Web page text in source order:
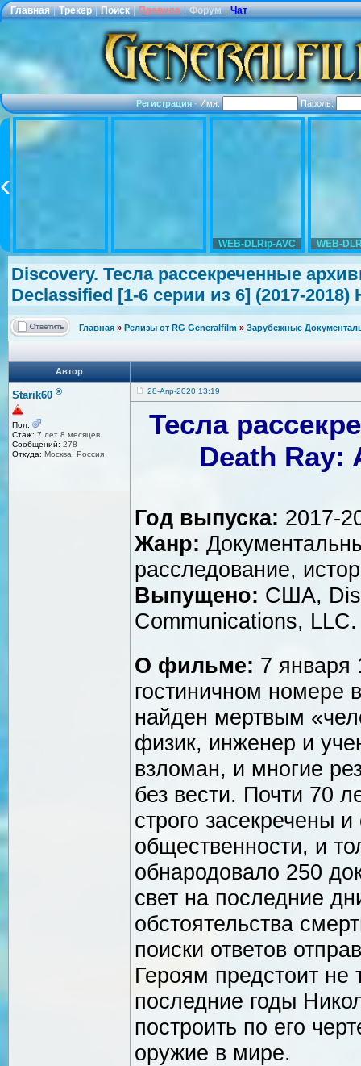
Главная | Трекер | Поиск | Правила | Форум | Чат
Регистрация·Имя: Пароль:
WEB-DLRip-AVC WEB-
Discovery. Тесла рассекреченные
Declassified [1-6 серии из 6] (2017-2018)
Главная » Релизы от RG Generalfilm » Зарубежные
Автор
Starik60 ®
Пол:
Стаж: 7 лет 8 месяцев
Сообщений: 278
Откуда: Москва, Россия
28-Апр-2020 13:19
Тесла
Death Ray:
Год выпуска: 2017-
Жанр:
расследование,
Выпущено: США,
Communications, LLC.
О фильме: 7 января
гостиничном номере
найден мертвым
физик, инженер и
взломан, и многие
без вести. Почти 70
строго засекречены
общественности, и
обнародовало 250
свет на последние
обстоятельства
поиски ответов
Героям предстоит не
последние годы
построить по его
оружие в мире.